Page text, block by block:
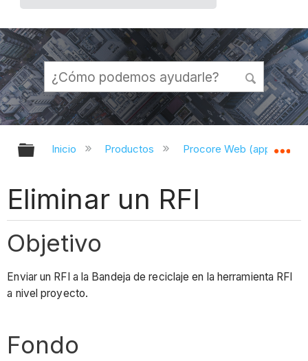
Expandir/contraer jerarquía global
Inicio Productos Procore Web
Eliminar un RFI
Objetivo
Enviar un RFI a la Bandeja de reciclaje en la herramienta RFI
a nivel proyecto.
Fondo